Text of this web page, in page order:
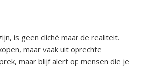
is geen cliché maar de realiteit.
maar vaak uit oprechte
maar blijf alert op mensen die je